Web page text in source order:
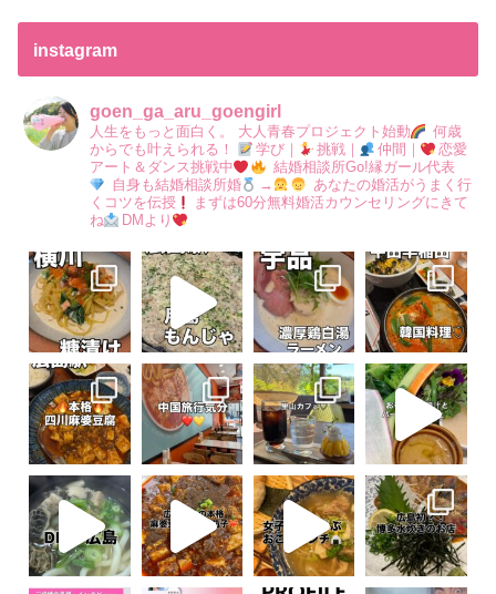
instagram
goen_ga_aru_goengirl
人生をもっと面白く。 大人青春プロジェクト始動
何歳
からでも叶えられる！
学び｜ 挑戦｜ 仲間｜
恋愛
アート＆ダンス挑戦中
結婚相談所Go!縁ガール代表
自身も結婚相談所婚
→
あなたの婚活がうまく行
くコツを伝授
まずは60分無料婚活カウンセリングにきて
ね
DMより